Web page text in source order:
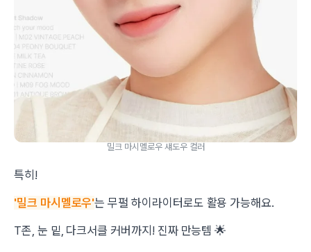
밀크 마시멜로우 섀도우 컬러
특히!
'밀크 마시멜로우'는 무펄 하이라이터로도 활용 가능해요.
T존, 눈 밑, 다크서클 커버까지! 진짜 만능템 🌟